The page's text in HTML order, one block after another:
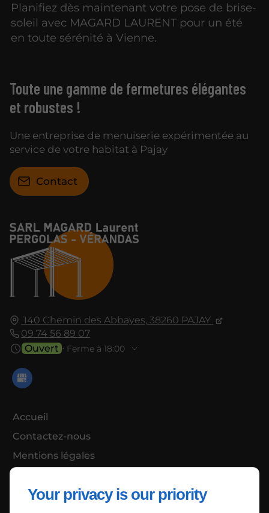
Your privacy is our priority
Planifiez dès maintenant votre pose de brise-
soleil avec MAGARD LAURENT pour un été
en toute sérénité à Vienne.
140 Chemin des Abbayes, 38260 PAJAY
09 74 56 89 07
Ouvert ⋅ Ferme à 18:00
Accueil
Contactez-nous
Mentions légales
Toute une gamme de fermetures élégantes
et robustes !
Une entreprise de menuiserie expérimentée au
service de votre habitat à Pajay
Contact